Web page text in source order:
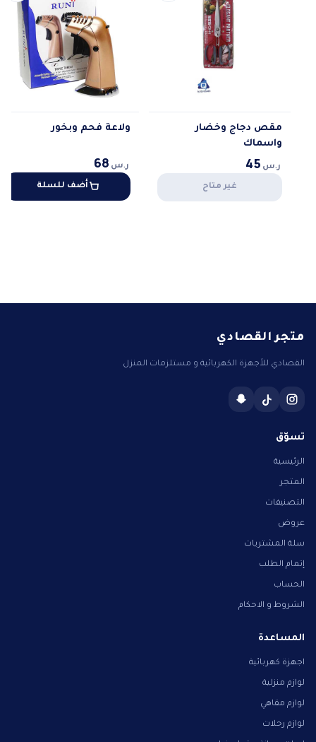
مقص دجاج وخضار
واسماك
ر.س 45
غير متاح
ولاعة فحم وبخور
ر.س 68
أضف للسلة
متجر القصادي
القصادي للأجهزة الكهربائية و مستلزمات المنزل
تسوّق
الرئيسية
المتجر
التصنيفات
عروض
سلة المشتريات
إتمام الطلب
الحساب
الشروط و الاحكام
المساعدة
اجهزة كهربائية
لوازم منزلية
لوازم مقاهي
لوازم رحلات